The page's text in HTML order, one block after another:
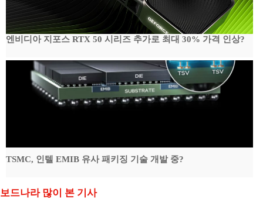
엔비디아 지포스 RTX 50 시리즈 추가로 최대 30% 가격 인상?
TSMC, 인텔 EMIB 유사 패키징 기술 개발 중?
보드나라 많이 본 기사